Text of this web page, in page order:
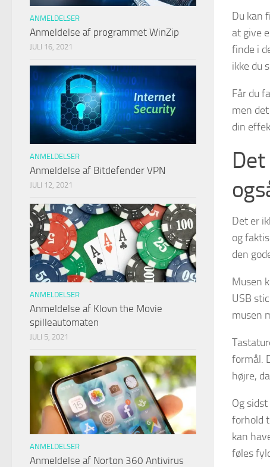
Du kan
at give
finde i
ikke du
Får du
men
din
Det er
og
den
Musen
USB
musen
formål.
højre,
Og
forhold
kan
føles
ANMELDELSER
Anmeldelse af programmet WinZip
JULI 16, 2021
ANMELDELSER
Anmeldelse af Bitdefender VPN
JULI 12, 2021
ANMELDELSER
Anmeldelse af Klovn the Movie
spilleautomaten
JULI 5, 2021
ANMELDELSER
Anmeldelse af Norton 360 Antivirus